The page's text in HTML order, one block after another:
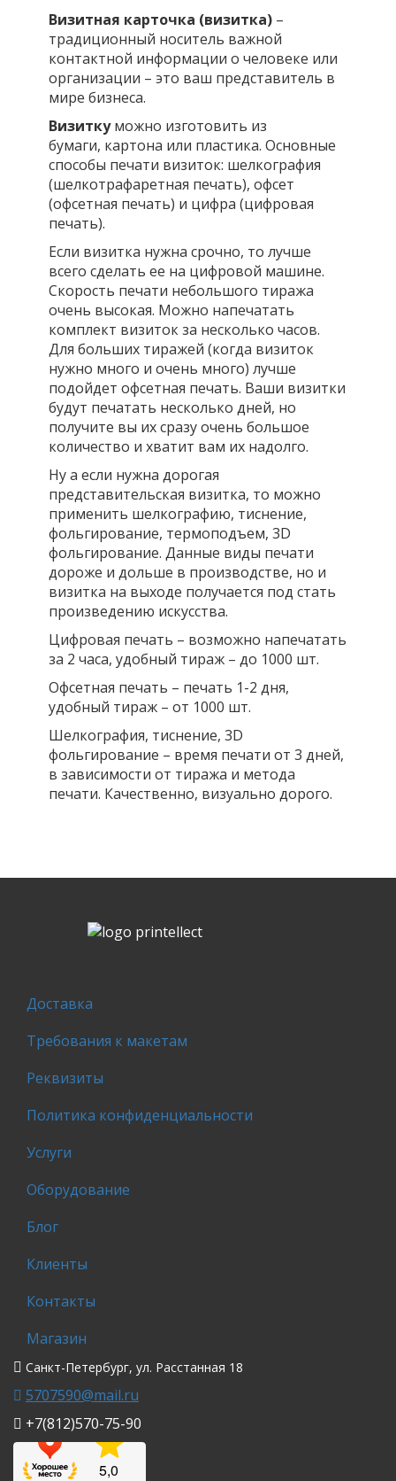
Визитная карточка (визитка) –
традиционный носитель важной
контактной информации о человеке или
организации – это ваш представитель в
мире бизнеса.
Визиткуможно изготовить из
бумаги, картона или пластика. Основные
способы печати визиток: шелкография
(шелкотрафаретная печать), офсет
(офсетная печать) и цифра (цифровая
печать).
Если визитка нужна срочно, то лучше
всего сделать ее на цифровой машине.
Скорость печати небольшого тиража
очень высокая. Можно напечатать
комплект визиток за несколько часов.
Для больших тиражей (когда визиток
нужно много и очень много) лучше
подойдет офсетная печать. Ваши визитки
будут печатать несколько дней, но
получите вы их сразу очень большое
количество и хватит вам их надолго.
Ну а если нужна дорогая
представительская визитка, то можно
применить шелкографию, тиснение,
фольгирование, термоподъем, 3D
фольгирование. Данные виды печати
дороже и дольше в производстве, но и
визитка на выходе получается под стать
произведению искусства.
Цифровая печать – возможно напечатать
за 2 часа, удобный тираж – до 1000 шт.
Офсетная печать – печать 1-2 дня,
удобный тираж – от 1000 шт.
Шелкография, тиснение, 3D
фольгирование – время печати от 3 дней,
в зависимости от тиража и метода
печати. Качественно, визуально дорого.
Доставка
Требования к макетам
Реквизиты
Политика конфиденциальности
Услуги
Оборудование
Блог
Клиенты
Контакты
Магазин
Санкт-Петербург, ул. Расстанная 18
5707590@mail.ru
+7(812)570-75-90